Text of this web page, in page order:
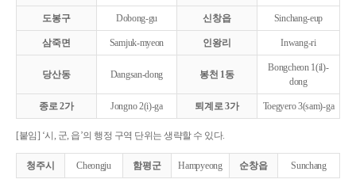
도봉구 Dobong-gu 신창읍 Sinchang-eup
삼죽면 Samjuk-myeon 인왕리 Inwang-ri
당산동 Dangsan-dong 봉천 1동
Bongcheon 1(il)-
dong
종로 2가 Jongno 2(i)-ga 퇴계로 3가 Toegyero 3(sam)-ga
[붙임] ‘시, 군, 읍’의 행정 구역 단위는 생략할 수 있다.
청주시 Cheongju 함평군 Hampyeong 순창읍 Sunchang